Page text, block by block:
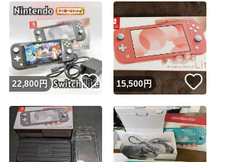
いいね！
22,800 円 いいね！
15,500円 いいね！